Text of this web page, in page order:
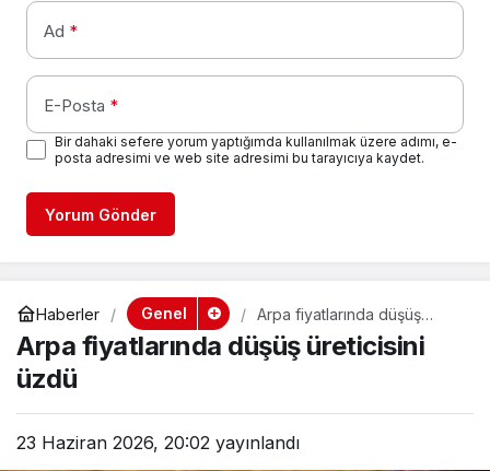
Ad *
E-Posta *
Bir dahaki sefere yorum yaptığımda kullanılmak üzere adımı, e-
posta adresimi ve web site adresimi bu tarayıcıya kaydet.
Yorum Gönder
Haberler Genel
Arpa fiyatlarında düşüş
üreticisini üzdü
Arpa fiyatlarında düşüş üreticisini
üzdü
23 Haziran 2026, 20:02 yayınlandı